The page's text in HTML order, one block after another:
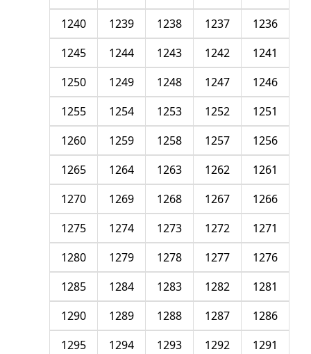
1236
1237
1238
1239
1240
1241
1242
1243
1244
1245
1246
1247
1248
1249
1250
1251
1252
1253
1254
1255
1256
1257
1258
1259
1260
1261
1262
1263
1264
1265
1266
1267
1268
1269
1270
1271
1272
1273
1274
1275
1276
1277
1278
1279
1280
1281
1282
1283
1284
1285
1286
1287
1288
1289
1290
1291
1292
1293
1294
1295